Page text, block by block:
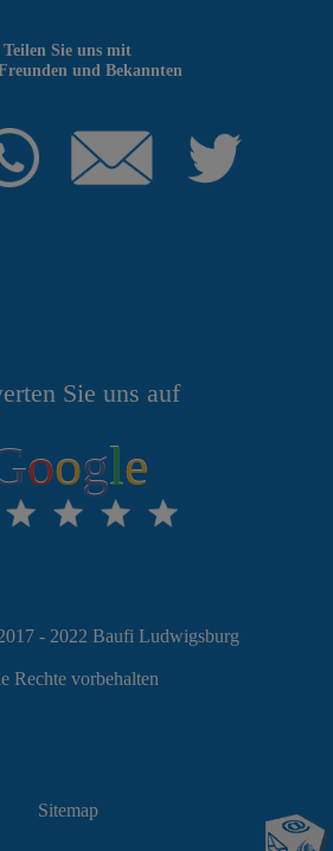
Sie uns auf
oogle
Teilen Sie uns mit
und Bekannten
- 2022 Baufi Ludwigsburg
Rechte vorbehalten
Sitemap